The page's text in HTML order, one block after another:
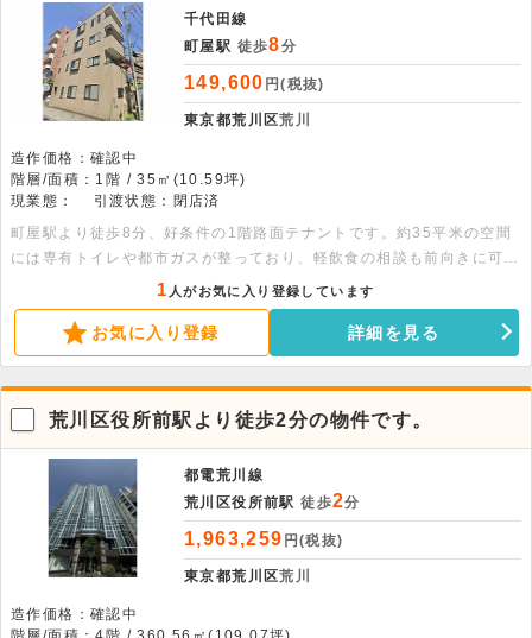
千代田線
町屋駅 徒歩8分
149,600 円(税抜)
東京都荒川区荒川
造作価格：確認中
階層/面積：1階 / 35㎡(10.59坪)
現業態：
引渡状態：閉店済
町屋駅より徒歩8分、好条件の1階路面テナントです。約35平米の空間
には専有トイレや都市ガスが整っており、軽飲食の相談も前向きに可能
です。設備充実の選りすぐりの一室で、まずはお気軽にお問い合わせく
ださい。
1 人がお気に入り登録しています
お気に入り登録 詳細を見る
荒川区役所前駅より徒歩2分の物件です。
都電荒川線
荒川区役所前駅 徒歩2分
1,963,259 円(税抜)
東京都荒川区荒川
造作価格：確認中